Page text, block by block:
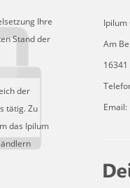
Ihre
Stand der
der
tätig. Zu
das Ipilum
Ipilum
Am